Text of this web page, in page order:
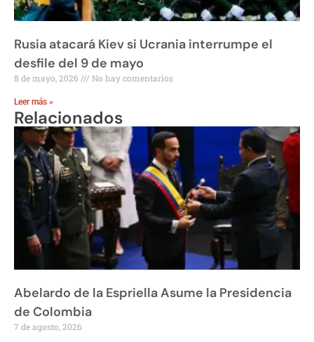
Rusia atacará Kiev si Ucrania interrumpe el
desfile del 9 de mayo
8 de mayo, 2026 No hay comentarios
Leer más »
Relacionados
Abelardo de la Espriella Asume la Presidencia
de Colombia
7 de agosto, 2026